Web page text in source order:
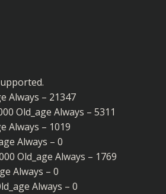
Always – 21347
Old_age Always – 5311
Always – 1019
Always – 0
Old_age Always – 1769
Always – 0
Always – 0